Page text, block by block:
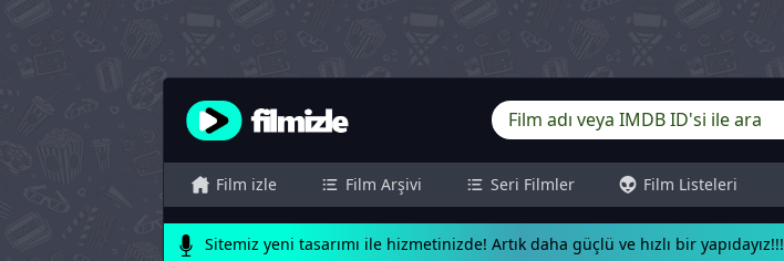
Film izle Film Arşivi Seri Filmler Film Listeleri
Sitemiz yeni tasarımı ile hizmetinizde! Artık daha güçlü ve hızlı bir yapıdayız!!!